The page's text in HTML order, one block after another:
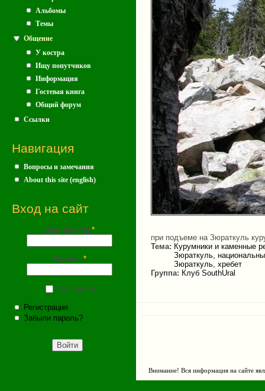
Альбомы
Темы
Общение
У костра
Ищу попутчиков
Информация
Гостевая книга
Общий форум
Ссылки
Навигация
Вопросы и замечания
About this site (english)
Вход на сайт
Имя (почта) *
Пароль *
Запомнить
Регистрация
Забыли пароль?
при подъеме на Зюраткуль
Тема: Курумники и каменные
Зюраткуль,
Зюраткуль, хребет
Группа: Клуб SouthUral
Внимание! Вся информация на сайте